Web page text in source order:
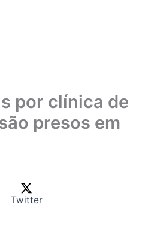
por clínica de
presos em
Twitter